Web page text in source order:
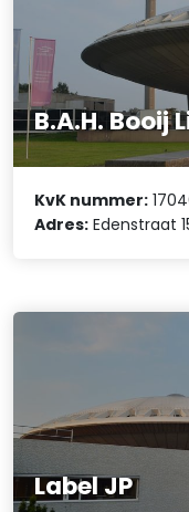
B.A.H. Booij
KvK nummer:
Adres: Edenstraat
Label JP